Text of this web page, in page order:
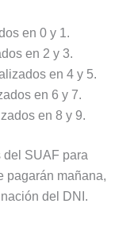
en 0 y 1.
en 2 y 3.
en 4 y 5.
en 6 y 7.
en 8 y 9.
SUAF para
pagarán mañana,
del DNI.